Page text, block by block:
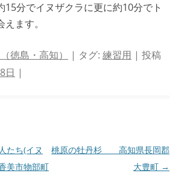
15分でイヌザクラに更に約10分でト
ます。
徳島・高知） | タグ: 練習用 | 投稿
日 |
たち(イヌ
市物部町
桃原の牡丹杉 高知県長岡郡
大豊町 →